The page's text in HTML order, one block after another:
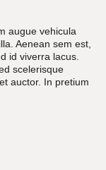
augue vehicula
Aenean sem est,
id viverra lacus.
scelerisque
auctor. In pretium